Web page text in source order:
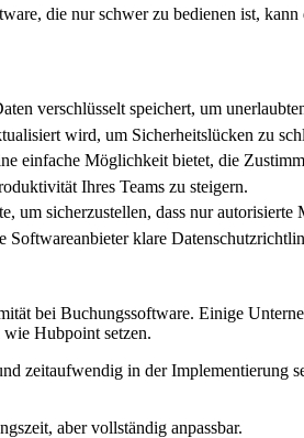
die nur schwer zu bedienen ist,
verschlüsselt speichert, um
wird, um Sicherheitslücken zu
einfache Möglichkeit bietet, die
Ihres Teams zu steigern.
sicherzustellen, dass nur
Softwareanbieter klare
bei Buchungssoftware. Einige
wie Hubpoint setzen.
zeitaufwendig in der
aber vollständig anpassbar.